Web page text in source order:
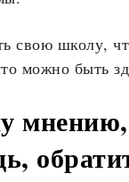
свою школу,
можно быть
мнению,